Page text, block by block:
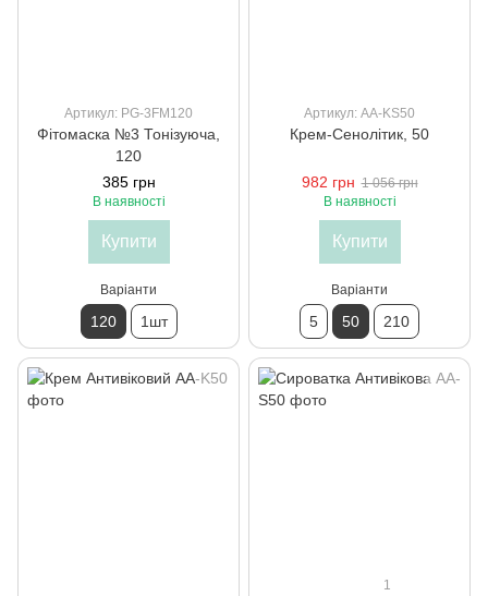
Артикул: PG-3FM120
Фітомаска №3 Тонізуюча,
120
385 грн
В наявності
Купити
Варіанти
120 1шт
Артикул: AA-KS50
Крем-Сенолітик, 50
982 грн 1 056 грн
В наявності
Купити
Варіанти
5 50 210
1